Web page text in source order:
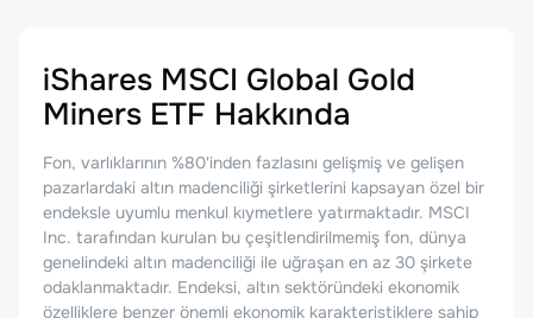
iShares MSCI Global Gold
Miners ETF Hakkında
Fon, varlıklarının %80'inden fazlasını gelişmiş ve gelişen
pazarlardaki altın madenciliği şirketlerini kapsayan özel bir
endeksle uyumlu menkul kıymetlere yatırmaktadır. MSCI
Inc. tarafından kurulan bu çeşitlendirilmemiş fon, dünya
genelindeki altın madenciliği ile uğraşan en az 30 şirkete
odaklanmaktadır. Endeksi, altın sektöründeki ekonomik
özelliklere benzer önemli ekonomik karakteristiklere sahip